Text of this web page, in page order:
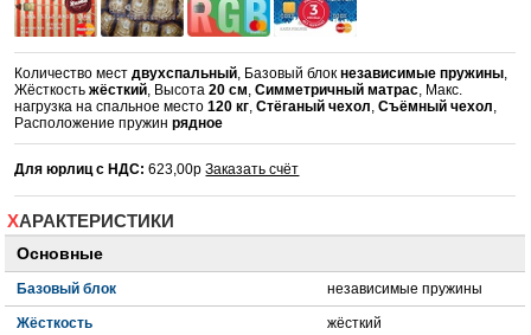
Количество местдвухспальный, Базовый блокнезависимые пружины,
Жёсткостьжёсткий, Высота20 см,Симметричный матрас, Макс.
нагрузка на спальное место120 кг,Стёганый чехол,Съёмный чехол,
Расположение пружинрядное
Для юрлиц с НДС: 623,00рЗаказать счёт
ХАРАКТЕРИСТИКИ
Основные
Базовый блок независимые пружины
Жёсткость жёсткий